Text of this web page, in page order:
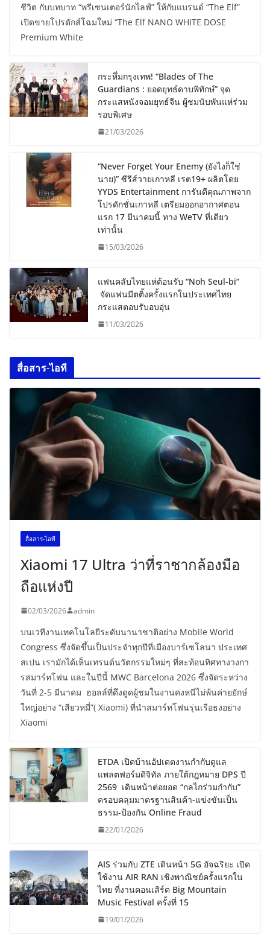
ชีวิต กับบทบาท “พรีเซนเตอร์นักไลฟ์” ให้กับแบรนด์ “The Elf”
เปิดขายโปรดักส์โฉมใหม่ “The Elf NANO WHITE DOSE
Premium White
กระหึ่มกรุงเทพ! “Blades of The
Guardians : ยอดยุทธ์ดาบพิทักษ์” จุด
กระแสหนังจอมยุทธ์จีน ผู้ชมนับพันแห่ร่วม
รอบพิเศษ
21/03/2026
“Never Forget Your Enemy (ยังไงก็ใช่
นาย)” ซีรีส์วายเกาหลี เรต19+ ผลิตโดย
YYDS Entertainment การันตีคุณภาพจาก
โปรดักชั่นเกาหลี เตรียมออกอากาศตอน
แรก 17 มีนาคมนี้ ทาง WeTV ที่เดียว
เท่านั้น
15/03/2026
แฟนคลับไทยแห่ต้อนรับ “Noh Seul-bi”
จัดแฟนมีตติ้งครั้งแรกในประเทศไทย
กระแสตอบรับอบอุ่น
11/03/2026
สื่อสาร-ไอที
สื่อสาร-ไอที
Xiaomi 17 Ultra ว่าที่ราชากล้องมือ
ถือแห่งปี
02/03/2026 admin
บนเวทีงานเทคโนโลยีระดับนานาชาติอย่าง Mobile World
Congress ซึ่งจัดขึ้นเป็นประจำทุกปีที่เมืองบาร์เซโลนา ประเทศ
สเปน เรามักได้เห็นเทรนด์นวัตกรรมใหม่ๆ ที่สะท้อนทิศทางวงกา
รสมาร์ทโฟน และในปีนี้ MWC Barcelona 2026 ซึ่งจัดระหว่าง
วันที่ 2-5 มีนาคม ฮอลล์ที่ดึงดูดผู้ชมในงานคงหนีไม่พ้นค่ายยักษ์
ใหญ่อย่าง “เสียวหมี่”( Xiaomi) ที่นำสมาร์ทโฟนรุ่นเรือธงอย่าง
Xiaomi
ETDA เปิดบ้านอัปเดตงานกำกับดูแล
แพลตฟอร์มดิจิทัล ภายใต้กฎหมาย DPS ปี
2569 เดินหน้าต่อยอด “กลไกร่วมกำกับ”
ครอบคลุมมาตรฐานสินค้า-แข่งขันเป็น
ธรรม-ป้องกัน Online Fraud
22/01/2026
AIS ร่วมกับ ZTE เดินหน้า 5G อัจฉริยะ เปิด
ใช้งาน AIR RAN เชิงพาณิชย์ครั้งแรกใน
ไทย ที่งานคอนเสิร์ต Big Mountain
Music Festival ครั้งที่ 15
19/01/2026